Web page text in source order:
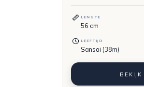
LENGTE
56 cm
LEEFTIJD
Sansai (38m)